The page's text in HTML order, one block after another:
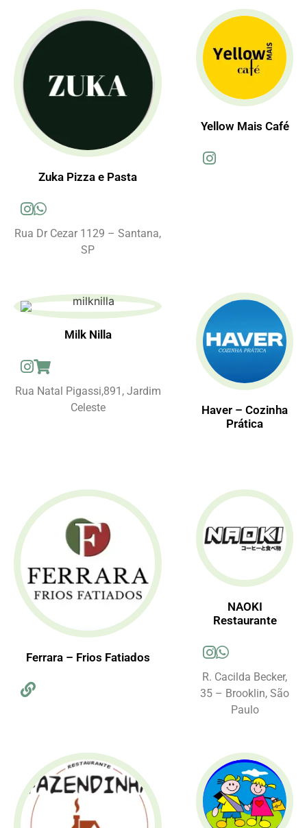
Zuka Pizza e Pasta
Rua Dr Cezar 1129 – Santana,
SP
Yellow Mais Café
Milk Nilla
Rua Natal Pigassi,891, Jardim
Celeste
Haver – Cozinha
Prática
Ferrara – Frios Fatiados
NAOKI
Restaurante
R. Cacilda Becker,
35 – Brooklin, São
Paulo